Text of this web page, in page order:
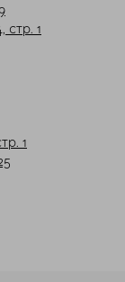
стр. 1
1